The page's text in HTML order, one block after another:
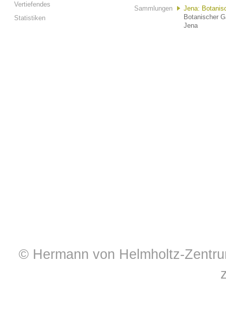
Vertiefendes
Statistiken
Sammlungen
Jena:
Botanischer
Jena
© Hermann von Helmholtz-